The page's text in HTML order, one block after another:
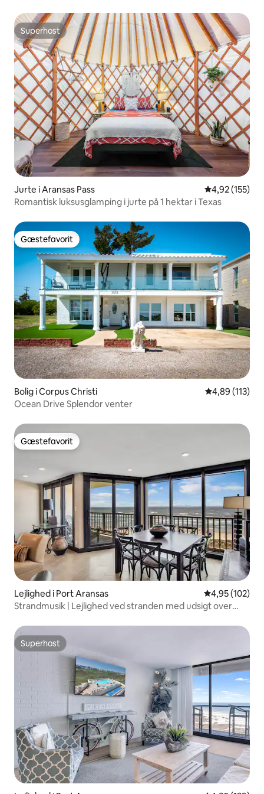
Superhost
Superhost
Jurte i Aransas Pass 4,92 ud af 5 i
4,92 (155)
Romantisk luksusglamping i jurte på 1 hektar i Texas
Gæstefavorit
Gæstefavorit
Bolig i Corpus Christi 4,89 ud af 5 i
4,89 (113)
Ocean Drive Splendor venter
Gæstefavorit
Gæstefavorit
Lejlighed i Port Aransas 4,95 ud af 5 i
4,95 (102)
Strandmusik | Lejlighed ved stranden med udsigt over
Superhost
Superhost